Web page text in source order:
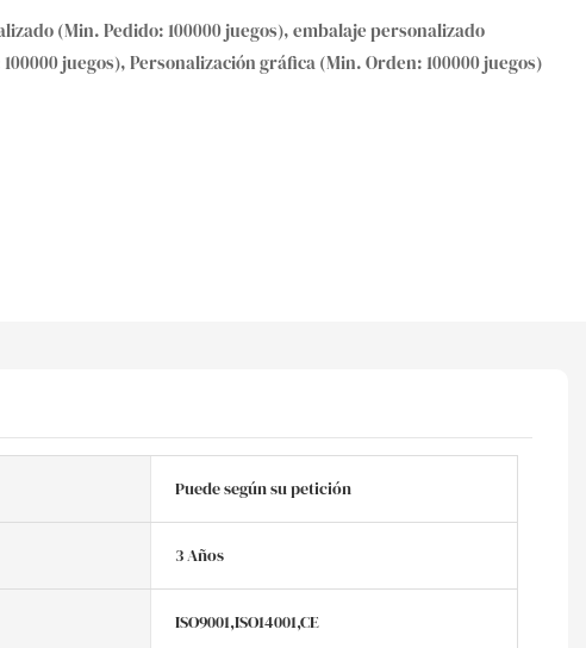
(Min. Pedido: 100000 juegos), embalaje personalizado
juegos), Personalización gráfica (Min. Orden: 100000 juegos)
Puede según su petición
3 Años
ISO9001,ISO14001,CE